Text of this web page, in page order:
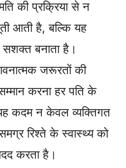
की प्रक्रिया से न
आती है, बल्कि यह
सशक्त बनाता है।
जरूरतों की
करना हर पति के
कदम न केवल व्यक्तिगत
रिश्ते के स्वास्थ्य को
करता है।